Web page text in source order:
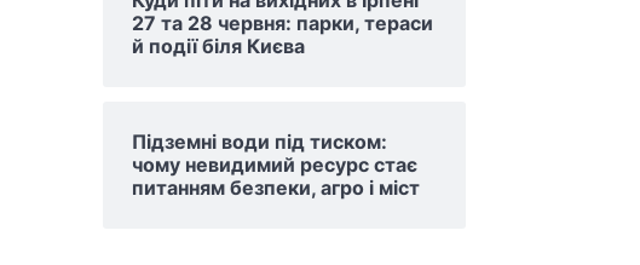
27 та 28 червня: парки, тераси
й події біля Києва
Підземні води під тиском:
чому невидимий ресурс стає
питанням безпеки, агро і міст